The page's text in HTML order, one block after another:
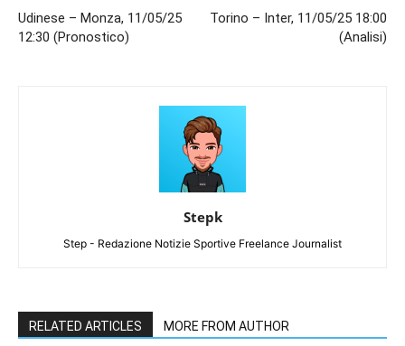
Udinese – Monza, 11/05/25
12:30 (Pronostico)
Torino – Inter, 11/05/25 18:00
(Analisi)
Stepk
Step - Redazione Notizie Sportive Freelance Journalist
RELATED ARTICLES MORE FROM AUTHOR